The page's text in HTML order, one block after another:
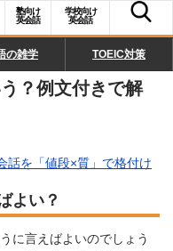
塾向け
英会話
学校向け
英会話
の雑学 TOEIC対策
？例文付きで解
話を「値段×質」で格付け
よい？
に言えばよいのでしょう